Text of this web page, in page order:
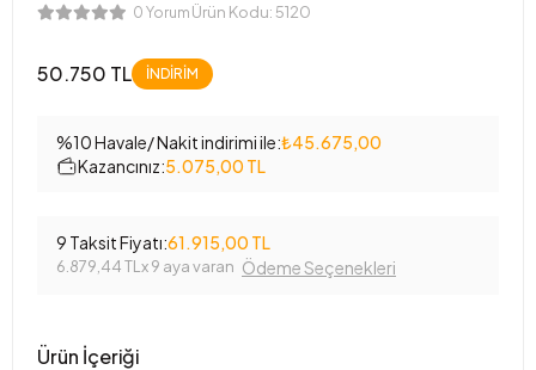
0 Yorum Ürün Kodu: 5120
50.750 TL İNDİRİM
%10 Havale/ Nakit indirimi ile:₺45.675,00
Kazancınız:5.075,00 TL
9 Taksit Fiyatı:61.915,00 TL
6.879,44 TL x 9 aya varan Ödeme Seçenekleri
Ürün İçeriği